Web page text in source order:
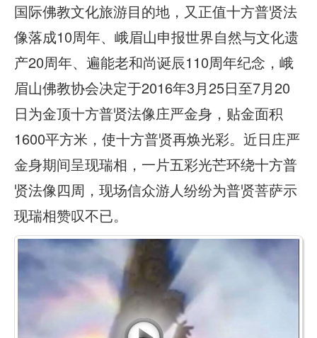
国际佛教文化旅游目的地，又正值十方普贤法
像落成10周年、峨眉山申报世界自然与文化遗
产20周年、遍能老和尚诞辰110周年纪念，峨
眉山佛教协会决定于2016年3月25日至7月20
日为金顶十方普贤法像庄严金身，贴金面积
1600平方米，使十方普贤再焕光彩。近日庄严
金身期间呈现瑞相，一片五彩光芒环绕十方普
贤法像四周，现场信众游人纷纷为普贤菩萨示
现瑞相赞叹不已。